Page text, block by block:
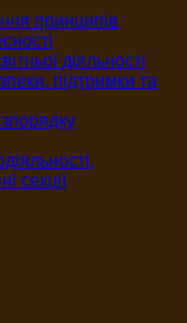
принципів
діяльності
підтримки та
секції